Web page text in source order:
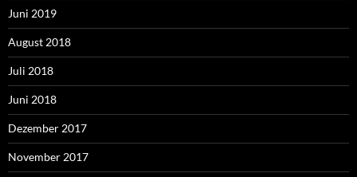
Juni 2019
August 2018
Juli 2018
Juni 2018
Dezember 2017
November 2017